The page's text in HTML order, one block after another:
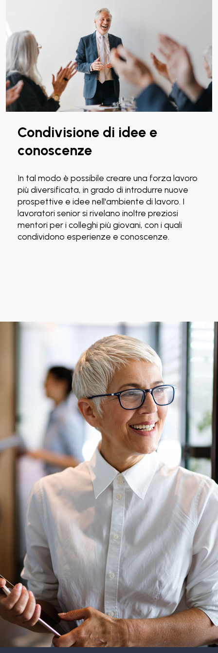
Condivisione di idee e
conoscenze
In tal modo è possibile creare una forza lavoro
più diversificata, in grado di introdurre nuove
prospettive e idee nell'ambiente di lavoro. I
lavoratori senior si rivelano inoltre preziosi
mentori per i colleghi più giovani, con i quali
condividono esperienze e conoscenze.